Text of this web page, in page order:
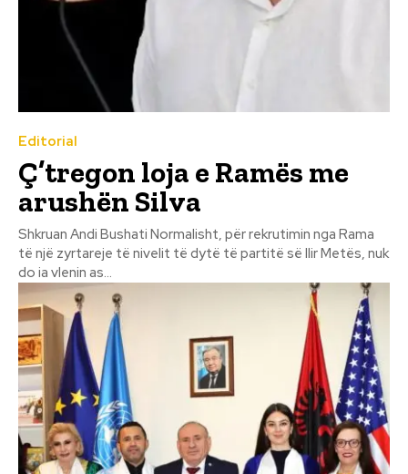
Editorial
Ç’tregon loja e Ramës me
arushën Silva
Shkruan Andi Bushati Normalisht, për rekrutimin nga Rama
të një zyrtareje të nivelit të dytë të partitë së Ilir Metës, nuk
do ia vlenin as...